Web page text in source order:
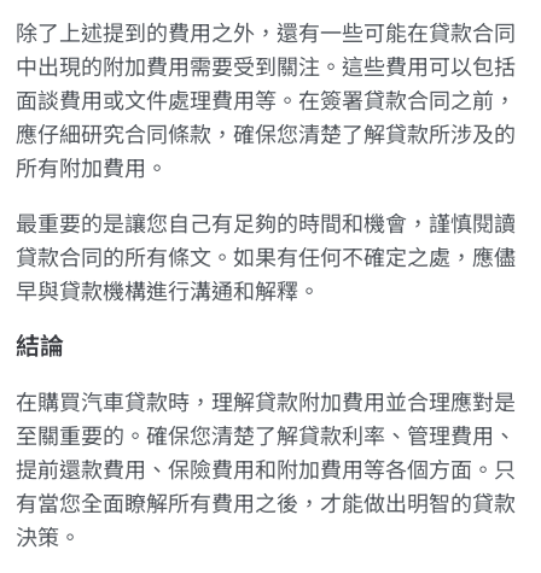
除了上述提到的費用之外，還有一些可能在貸款合同
中出現的附加費用需要受到關注。這些費用可以包括
面談費用或文件處理費用等。在簽署貸款合同之前，
應仔細研究合同條款，確保您清楚了解貸款所涉及的
所有附加費用。
最重要的是讓您自己有足夠的時間和機會，謹慎閱讀
貸款合同的所有條文。如果有任何不確定之處，應儘
早與貸款機構進行溝通和解釋。
結論
在購買汽車貸款時，理解貸款附加費用並合理應對是
至關重要的。確保您清楚了解貸款利率、管理費用、
提前還款費用、保險費用和附加費用等各個方面。只
有當您全面瞭解所有費用之後，才能做出明智的貸款
決策。